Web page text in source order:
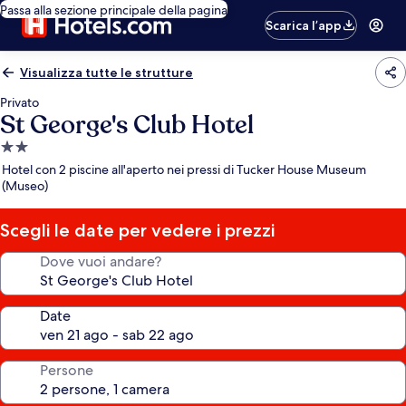
Passa alla sezione principale della pagina
Scarica l’app
Visualizza tutte le strutture
Privato
St George's Club Hotel
Struttura
a
2.0
stelle
Hotel con 2 piscine all'aperto nei pressi di Tucker House Museum
(Museo)
Scegli le date per vedere i prezzi
Dove vuoi andare?
Date
Persone